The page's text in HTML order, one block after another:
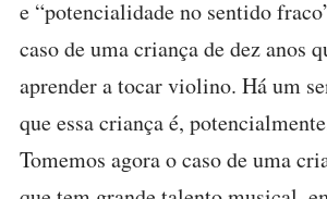
e “potencialidade no sentido
caso de uma criança de dez anos
aprender a tocar violino. Há um
que essa criança é,
Tomemos agora o caso de uma